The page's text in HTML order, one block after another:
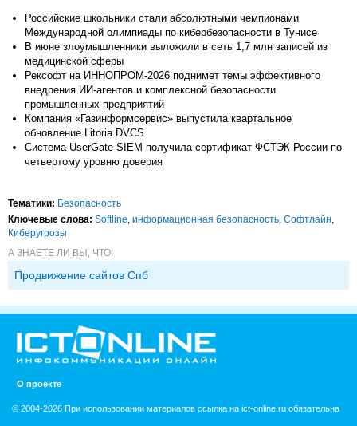
Российские школьники стали абсолютными чемпионами
Международной олимпиады по кибербезопасности в Тунисе
В июне злоумышленники выложили в сеть 1,7 млн записей из
медицинской сферы
Рексофт на ИННОПРОМ-2026 поднимет темы эффективного
внедрения ИИ-агентов и комплексной безопасности
промышленных предприятий
Компания «Газинформсервис» выпустила квартальное
обновление Litoria DVCS
Система UserGate SIEM получила сертификат ФСТЭК России по
четвертому уровню доверия
Тематики: Безопасность
Ключевые слова: Softline, информационная безопасность, Софтлайн,
Киберугрозы
А ЗНАЕТЕ ЛИ ВЫ, ЧТО:
Продвижение сайтов Спб
О проекте
© 2004-2026 При использовании материалов ссылка на ict-online.ru обязательна